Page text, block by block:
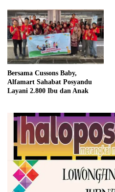
Bersama Cussons Baby,
Alfamart Sahabat Posyandu
Layani 2.800 Ibu dan Anak